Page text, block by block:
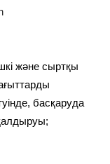
және сыртқы
басқаруда